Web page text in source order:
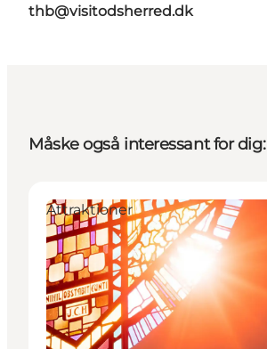
thb@visitodsherred.dk
Måske også interessant for dig:
Attraktioner